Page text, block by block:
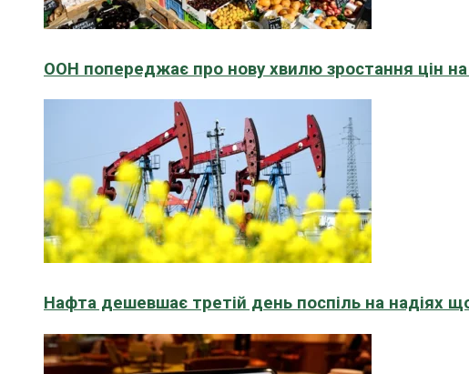
ООН попереджає про нову хвилю зростання цін
Нафта дешевшає третій день поспіль на надіях